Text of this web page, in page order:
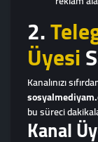
2.
Üyesi
Kanalınızı
bu süreci
Kanal